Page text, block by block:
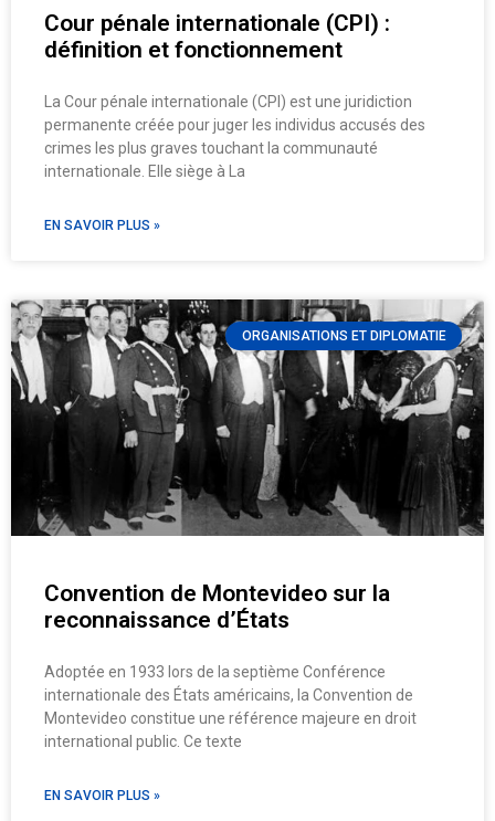
Cour pénale internationale (CPI) :
définition et fonctionnement
La Cour pénale internationale (CPI) est une juridiction
permanente créée pour juger les individus accusés des
crimes les plus graves touchant la communauté
internationale. Elle siège à La
EN SAVOIR PLUS »
ORGANISATIONS ET DIPLOMATIE
Convention de Montevideo sur la
reconnaissance d’États
Adoptée en 1933 lors de la septième Conférence
internationale des États américains, la Convention de
Montevideo constitue une référence majeure en droit
international public. Ce texte
EN SAVOIR PLUS »